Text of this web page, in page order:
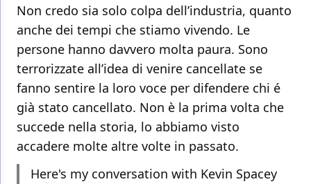
Non credo sia solo colpa dell’industria, quanto
anche dei tempi che stiamo vivendo. Le
persone hanno davvero molta paura. Sono
terrorizzate all’idea di venire cancellate se
fanno sentire la loro voce per difendere chi é
già stato cancellato. Non è la prima volta che
succede nella storia, lo abbiamo visto
accadere molte altre volte in passato.
Here's my conversation with Kevin Spacey